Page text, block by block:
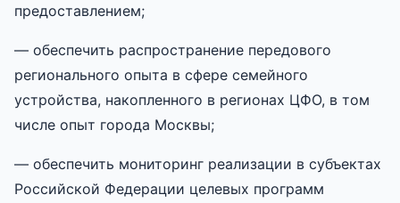
предоставлением;
— обеспечить распространение передового
регионального опыта в сфере семейного
устройства, накопленного в регионах ЦФО, в том
числе опыт города Москвы;
— обеспечить мониторинг реализации в субъектах
Российской Федерации целевых программ